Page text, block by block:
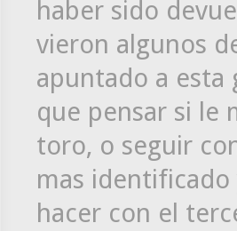
haber sido
vieron algunos
apuntado a esta
que pensar si le
toro, o seguir
mas
hacer con el